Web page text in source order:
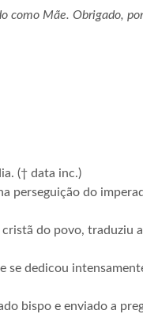
como Mãe. Obrigado,
(† data inc.)
perseguição do
do povo, traduziu
se dedicou
bispo e enviado a